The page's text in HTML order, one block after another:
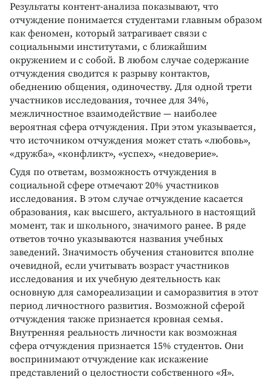
Результаты контент-анализа показывают, что
отчуждение понимается студентами главным образом
как феномен, который затрагивает связи с
социальными институтами, с ближайшим
окружением и с собой. В любом случае содержание
отчуждения сводится к разрыву контактов,
обеднению общения, одиночеству. Для одной трети
участников исследования, точнее для 34%,
межличностное взаимодействие — наиболее
вероятная сфера отчуждения. При этом указывается,
что источником отчуждения может стать «любовь»,
«дружба», «конфликт», «успех», «недоверие».
Судя по ответам, возможность отчуждения в
социальной сфере отмечают 20% участников
исследования. В этом случае отчуждение касается
образования, как высшего, актуального в настоящий
момент, так и школьного, значимого ранее. В ряде
ответов точно указываются названия учебных
заведений. Значимость обучения становится вполне
очевидной, если учитывать возраст участников
исследования и их учебную деятельность как
основную для самореализации и саморазвития в этот
период личностного развития. Возможной сферой
отчуждения также признается кровная семья.
Внутренняя реальность личности как возможная
сфера отчуждения признается 15% студентов. Они
воспринимают отчуждение как искажение
представлений о целостности собственного «Я».